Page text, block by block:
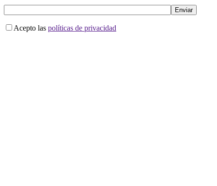
Acepto las políticas de privacidad